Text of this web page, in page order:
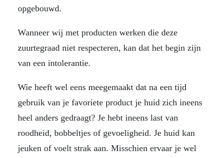
opgebouwd.
Wanneer wij met producten werken die deze
zuurtegraad niet respecteren, kan dat het begin zijn
van een intolerantie.
Wie heeft wel eens meegemaakt dat na een tijd
gebruik van je favoriete product je huid zich ineens
heel anders gedraagt? Je hebt ineens last van
roodheid, bobbeltjes of gevoeligheid. Je huid kan
jeuken of voelt strak aan. Misschien ervaar je wel